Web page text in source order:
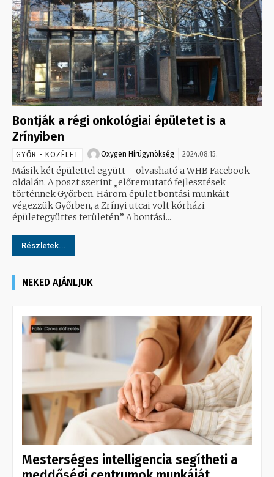
Bontják a régi onkológiai épületet is a
Zrínyiben
GYŐR - KÖZÉLET Oxygen Hirügynökség 2024.08.15.
Másik két épülettel együtt – olvasható a WHB Facebook-
oldalán. A poszt szerint „előremutató fejlesztések
történnek Győrben. Három épület bontási munkáit
végezzük Győrben, a Zrínyi utcai volt kórházi
épületegyüttes területén.” A bontási...
Részletek...
NEKED AJÁNLJUK
Mesterséges intelligencia segítheti a